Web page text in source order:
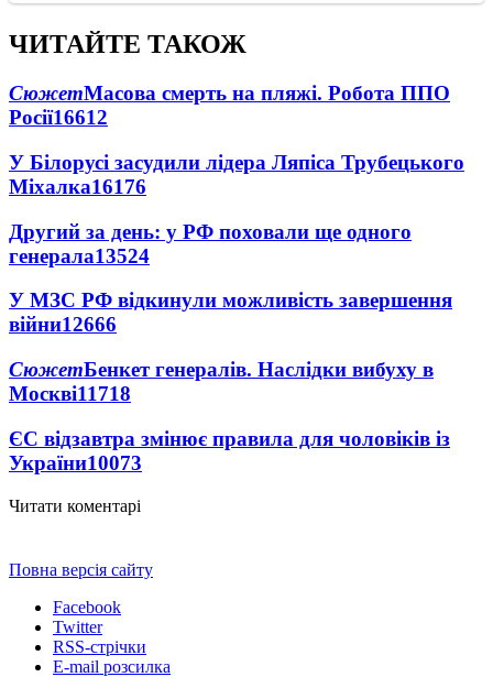
ЧИТАЙТЕ ТАКОЖ
СюжетМасова смерть на пляжі. Робота ППО
Росії16612
У Білорусі засудили лідера Ляпіса Трубецького
Міхалка16176
Другий за день: у РФ поховали ще одного
генерала13524
У МЗС РФ відкинули можливість завершення
війни12666
СюжетБенкет генералів. Наслідки вибуху в
Москві11718
ЄС відзавтра змінює правила для чоловіків із
України10073
Читати коментарі
Повна версія сайту
Facebook
Twitter
RSS-стрічки
E-mail розсилка